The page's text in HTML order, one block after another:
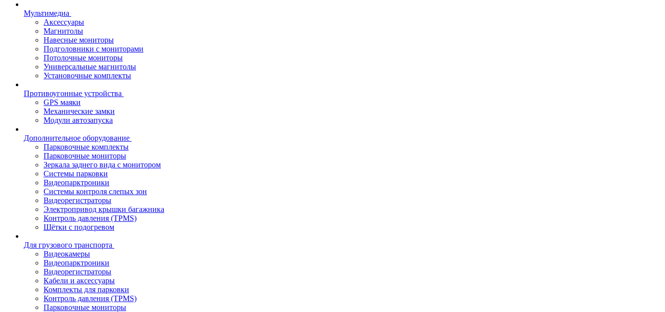
Мультимедиа
Аксессуары
Магнитолы
Навесные мониторы
Подголовники с мониторами
Потолочные мониторы
Универсальные магнитолы
Установочные комплекты
Противоугонные устройства
GPS маяки
Механические замки
Модули автозапуска
Дополнительное оборудование
Парковочные комплекты
Парковочные мониторы
Зеркала заднего вида с монитором
Системы парковки
Видеопарктроники
Системы контроля слепых зон
Видеорегистраторы
Электропривод крышки багажника
Контроль давления (TPMS)
Щётки с подогревом
Для грузового транспорта
Видеокамеры
Видеопарктроники
Видеорегистраторы
Кабели и аксессуары
Комплекты для парковки
Контроль давления (TPMS)
Парковочные мониторы